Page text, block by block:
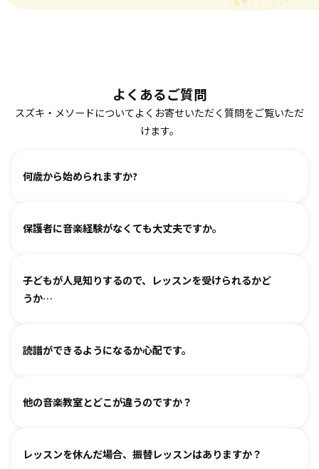
よくあるご質問
スズキ・メソードについてよくお寄せいただく質問をご覧いただ
けます。
何歳から始められますか?
ヴァイオリン、ピアノ、フルート、チェロは2、3歳から始め
（楽器のレッスンを始める前の0〜3歳児コースは全国に約15
箇所ございます。）
保護者に音楽経験がなくても大丈夫ですか。
基本は個人レッスンで、一人一人に合わせて指導しておりま
す。楽器に触れるのが初めてのお子様・ご家庭でも基礎から
グループレッスンやイベントなど、楽しくご参加いただける
る、というお声も多くいただいております。
子どもが人見知りするので、レッスンを受けられるかど
うか…
各指導者がお子様の個性に合わせて、安心して音楽を楽しん
ご覧いただき、徐々に慣れていただくのがおすすめです。お
読譜ができるようになるか心配です。
各指導者がお子様の様子を見ながら工夫をして指導していま
どを通して楽しみながら自然に読譜に慣れていきます。
他の音楽教室とどこが違うのですか？
言葉を身につけるのと同じように、まずはたくさん聴いて、
レッスンを休んだ場合、振替レッスンはありますか？